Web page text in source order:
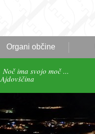
Organi občine
Noč ima svojo moč ...
Ajdovščina